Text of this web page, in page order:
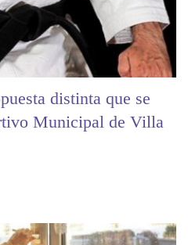
distinta que se
Municipal de Villa